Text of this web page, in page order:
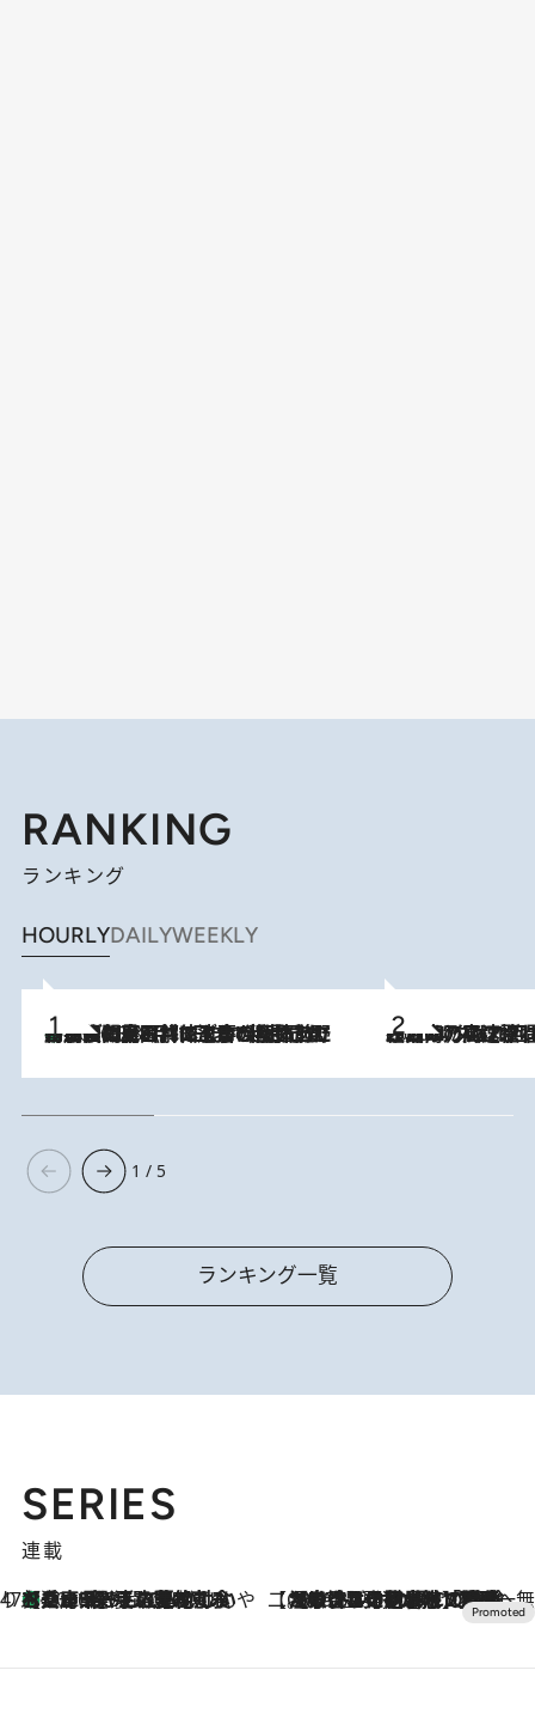
RANKING
ランキング
HOURLYDAILYWEEKLY
2026.8.8
「最後に見られてよかった」上野動物園の東園パンダ舎が解体前に特別公開。8月16日まで延長されたパネル展と共に辿る“半世紀”のパンダ飼育《解体工事の図面あり》 2026.8.7
「湘南乃風に憧れて」観客大盛上がりの“タオル回し”に、ラッパー顔負けの高速歌唱まで…さだまさし（74）のアグレッシブすぎる現在地
1 / 5
ランキング一覧
SERIES
連載
47都道府県の手みやげ ひんやりスイーツで夏を満喫
2026.8.8
【兵庫県】この夏絶対食べたい 冷やしておいしいおやつ3選 淡路島の恵みをジェラートに集約 【CREA×星野リゾート】唯一無二。癒しと発見が待つ場所へ
2026.8.7
【トンボの足水浴】ヒノキの香りに包まれて涼感マックス！約13℃の湧水かけ流しを避暑地「星野温泉 トンボの湯」で体験